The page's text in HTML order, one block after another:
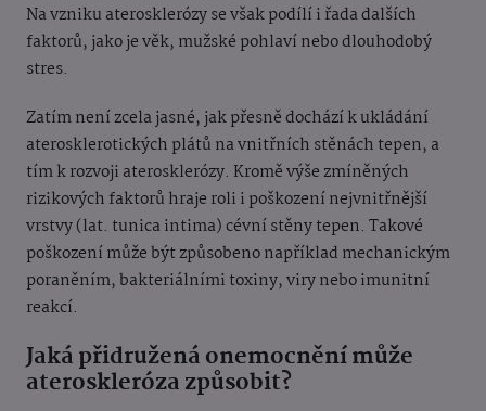
Na vzniku aterosklerózy se však podílí i řada dalších
faktorů, jako je věk, mužské pohlaví nebo dlouhodobý
stres.
Zatím není zcela jasné, jak přesně dochází k ukládání
aterosklerotických plátů na vnitřních stěnách tepen, a
tím k rozvoji aterosklerózy. Kromě výše zmíněných
rizikových faktorů hraje roli i poškození nejvnitřnější
vrstvy (lat. tunica intima) cévní stěny tepen. Takové
poškození může být způsobeno například mechanickým
poraněním, bakteriálními toxiny, viry nebo imunitní
reakcí.
Jaká přidružená onemocnění může
ateroskleróza způsobit?